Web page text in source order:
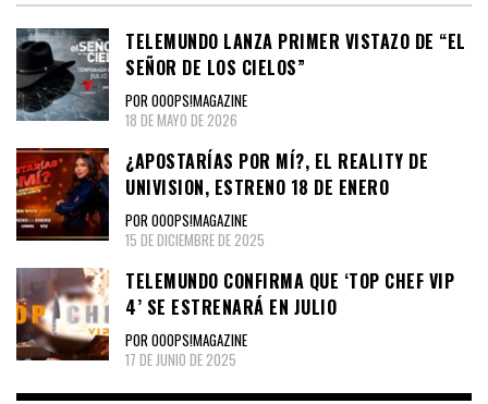
TELEMUNDO LANZA PRIMER VISTAZO DE “EL
SEÑOR DE LOS CIELOS”
POR OOOPS!MAGAZINE
18 DE MAYO DE 2026
¿APOSTARÍAS POR MÍ?, EL REALITY DE
UNIVISION, ESTRENO 18 DE ENERO
POR OOOPS!MAGAZINE
15 DE DICIEMBRE DE 2025
TELEMUNDO CONFIRMA QUE ‘TOP CHEF VIP
4’ SE ESTRENARÁ EN JULIO
POR OOOPS!MAGAZINE
17 DE JUNIO DE 2025